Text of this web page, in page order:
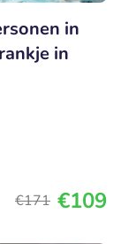
in
in
€171 €109